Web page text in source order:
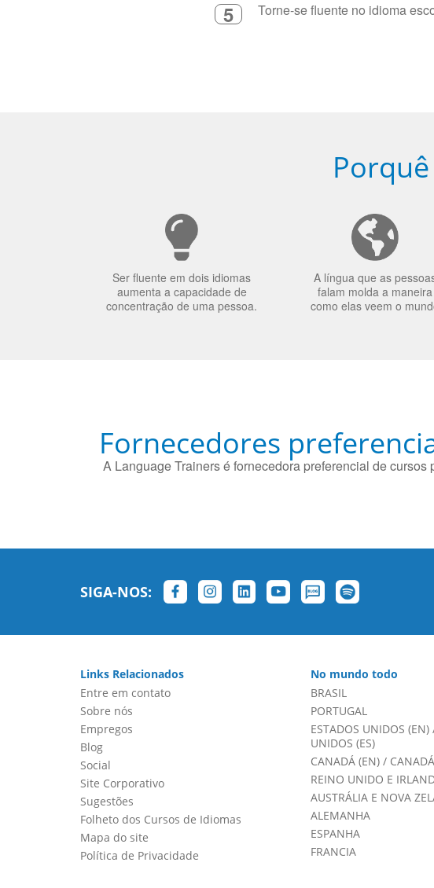
5 Torne-se fluente no idioma
Ser fluente em dois idiomas
aumenta a capacidade de
concentração de uma pessoa.
A língua que as
falam molda a maneira
como elas veem o
Fornecedores
A Language Trainers é fornecedora preferencial de cursos
SIGA-NOS:
Links Relacionados
Entre em contato
Sobre nós
Empregos
Blog
Social
Site Corporativo
Sugestões
Folheto dos Cursos de Idiomas
Mapa do site
Política de Privacidade
No mundo todo
BRASIL
PORTUGAL
ESTADOS UNIDOS (EN)
UNIDOS (ES)
CANADÁ (EN)/
REINO UNIDO E
AUSTRÁLIA E NOVA
ALEMANHA
ESPANHA
FRANCIA